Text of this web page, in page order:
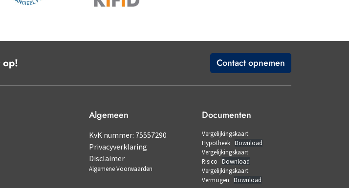
op! Contact opnemen
Algemeen
KvK nummer: 75557290
Privacyverklaring
Disclaimer
Algemene Voorwaarden
Documenten
Vergelijkingskaart
Hypotheek Download
Vergelijkingskaart
Risico
Download
Vergelijkingskaart
Vermogen
Download